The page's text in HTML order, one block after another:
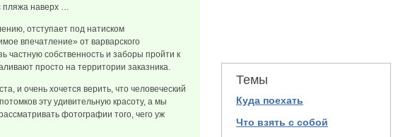
пляжа наверх …
отступает под натиском
впечатление» от варварского
частную собственность и заборы пройти к
просто на территории заказника.
и очень хочется верить, что человеческий
эту удивительную красоту, а мы
фотографии того, чего уж
Темы
Куда поехать
Что взять с собой